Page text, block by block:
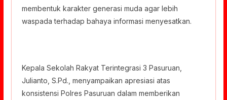
membentuk karakter generasi muda agar lebih
waspada terhadap bahaya informasi menyesatkan.
Kepala Sekolah Rakyat Terintegrasi 3 Pasuruan,
Julianto, S.Pd., menyampaikan apresiasi atas
konsistensi Polres Pasuruan dalam memberikan